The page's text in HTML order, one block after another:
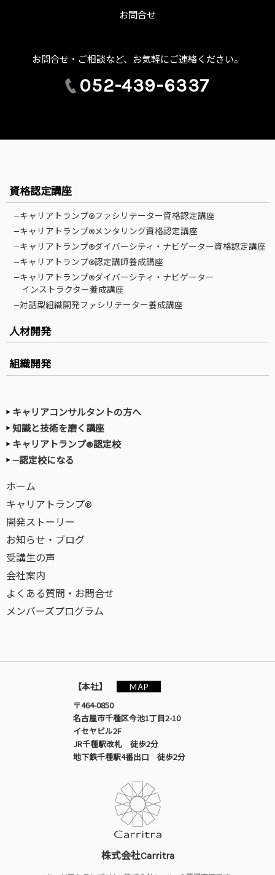
お問合せ
お問合せ・ご相談など、お気軽にご連絡ください。
052-439-6337
資格認定講座
—キャリアトランプ®ファシリテーター資格認定講座
—キャリアトランプ®メンタリング資格認定講座
—キャリアトランプ®ダイバーシティ・ナビゲーター資格認定講座
—キャリアトランプ®認定講師養成講座
—キャリアトランプ®ダイバーシティ・ナビゲーター
インストラクター養成講座
—対話型組織開発ファシリテーター養成講座
人材開発
組織開発
キャリアコンサルタントの方へ
知識と技術を磨く講座
キャリアトランプ®認定校
—認定校になる
ホーム
キャリアトランプ®
開発ストーリー
お知らせ・ブログ
受講生の声
会社案内
よくある質問・お問合せ
メンバーズプログラム
【本社】
MAP
〒464-0850
名古屋市千種区今池1丁目2-10
イセヤビル2F
JR千種駅改札 徒歩2分
地下鉄千種駅4番出口 徒歩2分
株式会社Carritra